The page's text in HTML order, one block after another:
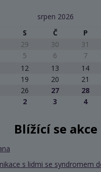
srpen 2026
S Č P
29 30 31
5 6 7
12 13 14
19 20 21
26 27 28
2 3 4
Blížící se akce
s lidmi se syndromem